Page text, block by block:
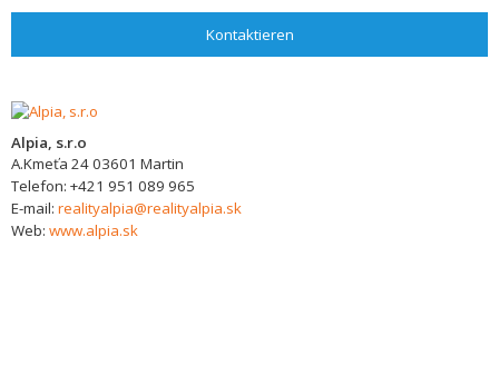
Kontaktieren
Alpia, s.r.o
A.Kmeťa 2403601 Martin
Telefon: +421 951 089 965
E-mail: realityalpia@realityalpia.sk
Web: www.alpia.sk